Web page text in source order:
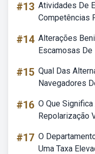
#13 Atividades De
Competências
#14 Alterações
Escamosas De
#15 Qual Das
Navegadores
#16 O Que
Repolarização
#17 O
Uma Taxa